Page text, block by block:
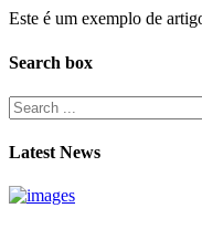
Este é um exemplo de
Search box
Latest News